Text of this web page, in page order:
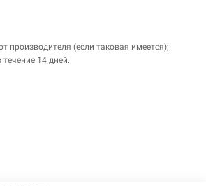
производителя (если таковая имеется);
14 дней.